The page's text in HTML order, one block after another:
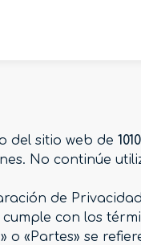
del sitio web de
No continúe
de
con los
o «Partes» se